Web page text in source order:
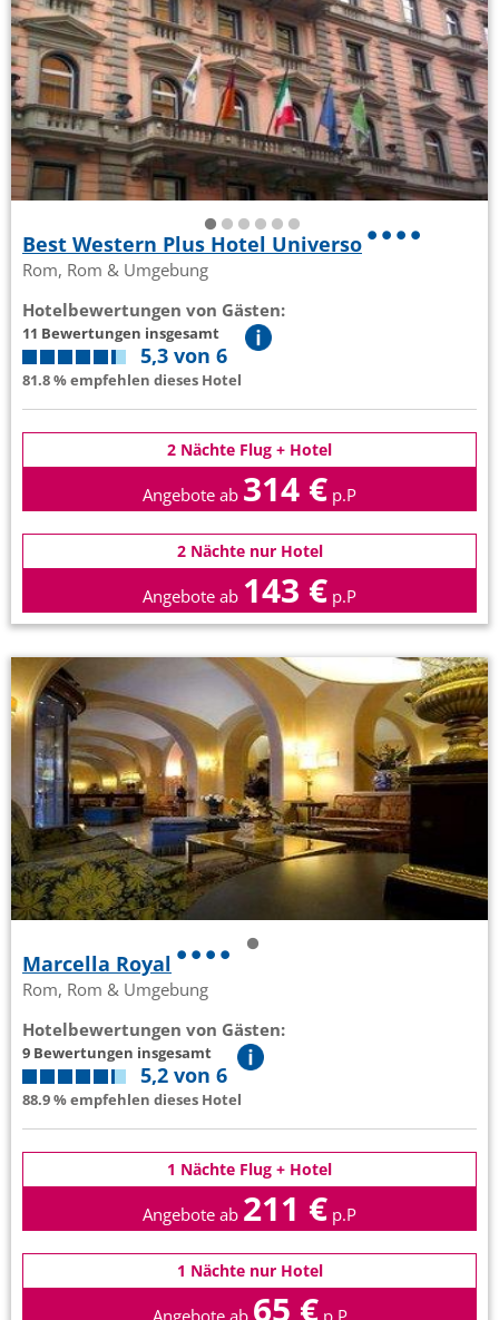
Best Western Plus Hotel Universo
Rom, Rom & Umgebung
Hotelbewertungen von Gästen:
11 Bewertungen insgesamt
5,3 von 6
81.8 % empfehlen dieses Hotel
2 Nächte Flug + Hotel
Angebote ab 314 € p.P
2 Nächte nur Hotel
Angebote ab 143 € p.P
Marcella Royal
Rom, Rom & Umgebung
Hotelbewertungen von Gästen:
9 Bewertungen insgesamt
5,2 von 6
88.9 % empfehlen dieses Hotel
1 Nächte Flug + Hotel
Angebote ab 211 € p.P
1 Nächte nur Hotel
Angebote ab 65 € p.P